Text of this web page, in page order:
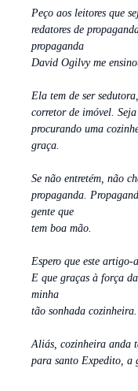
Peço aos leitores que
redatores de
propaganda
David Ogilvy me
Ela tem de ser
corretor de imóvel.
procurando uma
graça.
Se não entretém, não
propaganda.
gente que
tem boa mão.
Espero que este
E que graças à força
minha
tão sonhada cozinheira.
Aliás, cozinheira anda
para santo Expedito, a